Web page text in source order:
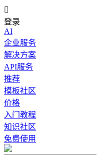

登录
AI
企业服务
解决方案
API服务
推荐
模板社区
价格
入门教程
知识社区
免费使用